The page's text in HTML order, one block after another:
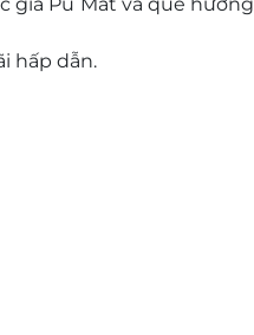
gia Pù Mát và quê hương
hấp dẫn.